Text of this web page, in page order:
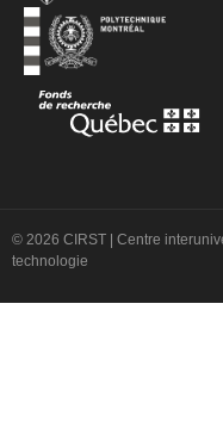
© 2026 CIRST | Centre
technologie